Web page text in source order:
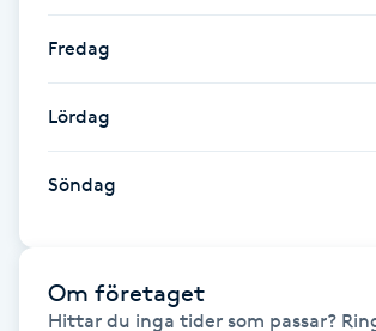
Klangmassage
Klippning
Klippning & Slingor
Klippning ungdom
Koppningsmassage
Fredag
Lördag
Söndag
Om företaget
Hittar du inga tider som passar?